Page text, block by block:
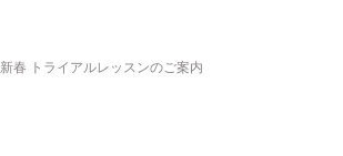
新春 トライアルレッスンのご案内